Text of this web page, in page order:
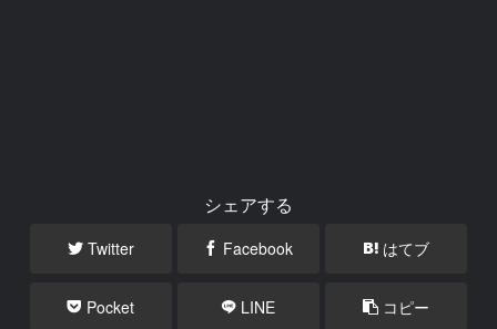
シェアする
Twitter Facebook はてブ
Pocket LINE コピー